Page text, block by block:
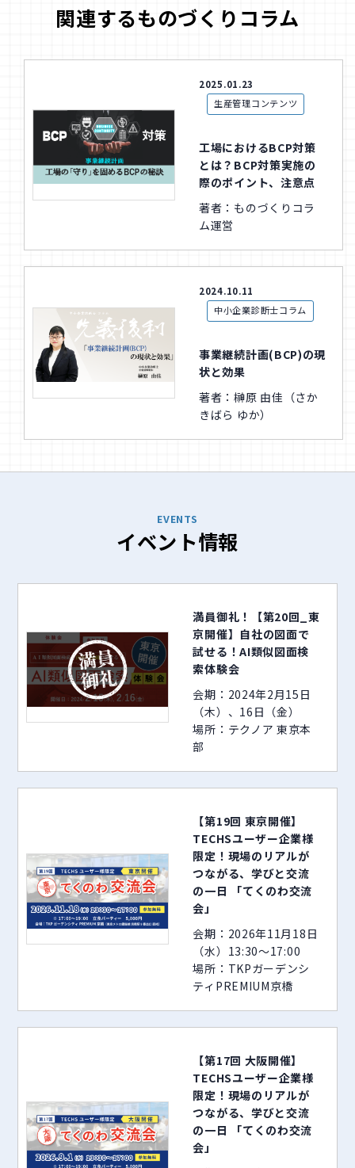
関連するものづくりコラム
2025.01.23
生産管理コンテンツ
工場におけるBCP対策
とは？BCP対策実施の
際のポイント、注意点
著者：ものづくりコラ
ム運営
2024.10.11
中小企業診断士コラム
事業継続計画(BCP)の現
状と効果
著者：榊原 由佳（さか
きばら ゆか）
イベント情報
EVENTS
満員御礼！【第20回_東
京開催】自社の図面で
試せる！AI類似図面検
索体験会
会期：2024年2月15日
（木）、16日（金）
場所：テクノア 東京本
部
【第19回 東京開催】
TECHSユーザー企業様
限定！現場のリアルが
つながる、学びと交流
の一日 「てくのわ交流
会」
会期：2026年11月18日
（水）13:30～17:00
場所：TKPガーデンシ
ティPREMIUM京橋
【第17回 大阪開催】
TECHSユーザー企業様
限定！現場のリアルが
つながる、学びと交流
の一日 「てくのわ交流
会」